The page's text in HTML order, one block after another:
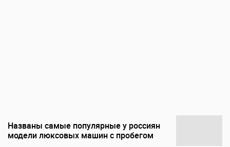
Названы самые популярные у россиян
модели люксовых машин с пробегом